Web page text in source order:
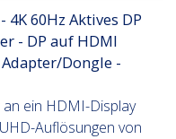
60Hz Aktives DP
- DP auf HDMI
Dongle -
ein HDMI-Display
Auflösungen von